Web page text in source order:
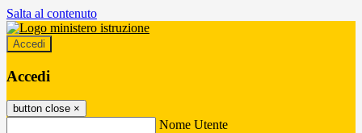
Salta al contenuto
Accedi
Accedi
button close ×
Nome Utente